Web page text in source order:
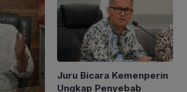
Juru Bicara Kemenperin
Ungkap Penyebab